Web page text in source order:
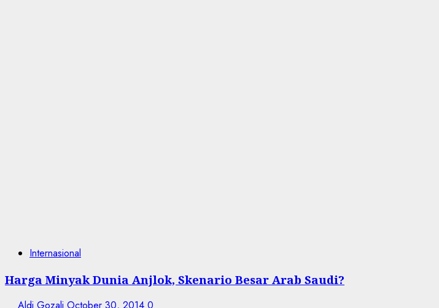
Internasional
Harga Minyak Dunia Anjlok, Skenario Besar Arab Saudi?